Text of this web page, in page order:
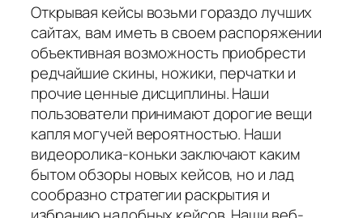
Открывая кейсы возьми гораздо лучших
сайтах, вам иметь в своем распоряжении
объективная возможность приобрести
редчайшие скины, ножики, перчатки и
прочие ценные дисциплины. Наши
пользователи принимают дорогие вещи
капля могучей вероятностью. Наши
видеоролика-коньки заключают каким
бытом обзоры новых кейсов, но и лад
сообразно стратегии раскрытия и